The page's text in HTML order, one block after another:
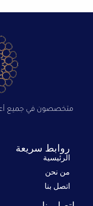
متخصصون في جميع
روابط سريعة
الرئيسية
من نحن
اتصل بنا